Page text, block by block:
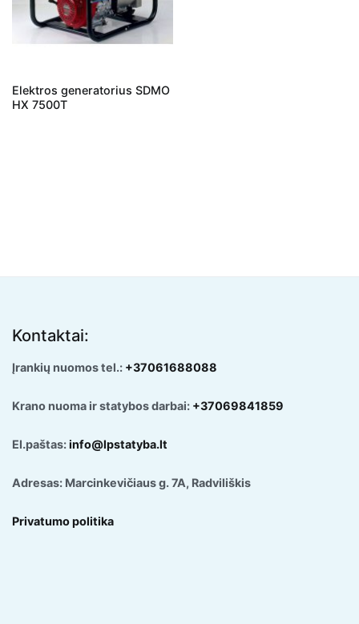
Elektros generatorius SDMO
HX 7500T
Kontaktai:
Įrankių nuomos tel.: +37061688088
Krano nuoma ir statybos darbai: +37069841859
El.paštas:info@lpstatyba.lt
Adresas: Marcinkevičiaus g. 7A, Radviliškis
Privatumo politika